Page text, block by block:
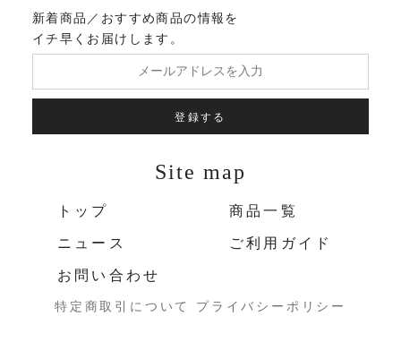
新着商品／おすすめ商品の情報を
イチ早くお届けします。
登録する
Site map
トップ 商品一覧
ニュース ご利用ガイド
お問い合わせ
特定商取引について プライバシーポリシー